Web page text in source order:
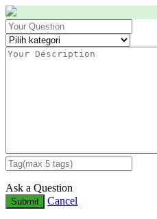
Ask a Question
Submit Cancel